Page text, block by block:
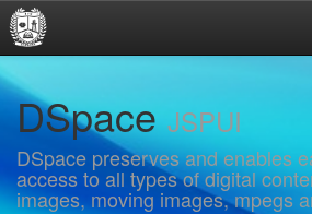
Skip
navigation
DSpaceJSPUI
DSpace preserves and enables
access to all types of digital
images, moving images, mpegs